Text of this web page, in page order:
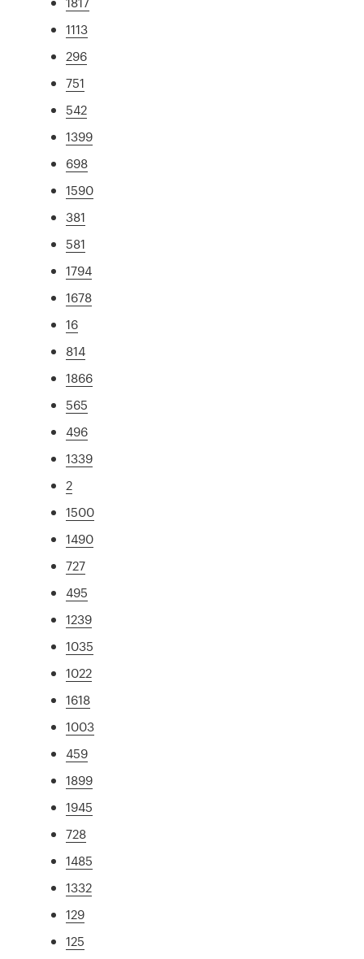
1113
296
751
542
1399
698
1590
381
581
1794
1678
16
814
1866
565
496
1339
2
1500
1490
727
495
1239
1035
1022
1618
1003
459
1899
1945
728
1485
1332
129
125